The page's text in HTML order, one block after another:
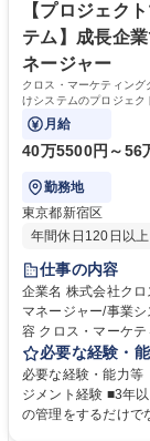
【プロジェク
テム】成長企
ネージャー
クロス・マーケティン
けシステムのプロジェク
月給
40万5500円～56
勤務地
東京都新宿区
年間休日120日以上
仕事の内容
企業名 株式会社クロス・マー
マネージャー/事業シス
容 クロス・マーケ
ム開発や、社内向け
ェクトを推進していただきます。 ※ 実際に
いただくことはあり
ーションを取り事業
必要な経験・
必要な経験・能力等
ジメント経験 ■3年以上のWEB開
の管理をするだけで